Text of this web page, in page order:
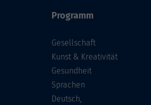
Programm
Gesellschaft
Kunst & Kreativität
Gesundheit
Sprachen
Deutsch,